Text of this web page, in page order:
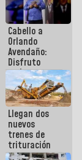
Cabello a
Orlando
Avendaño:
Disfruto
cada vez
que escribes
porque lo
que haces
es
embarrarla
Llegan dos
nuevos
trenes de
trituración
para